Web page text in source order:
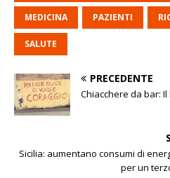
MEDICINA PAZIENTI
SALUTE
PRECEDENTE
Chiacchere da bar:
Sicilia: aumentano consumi di
per un